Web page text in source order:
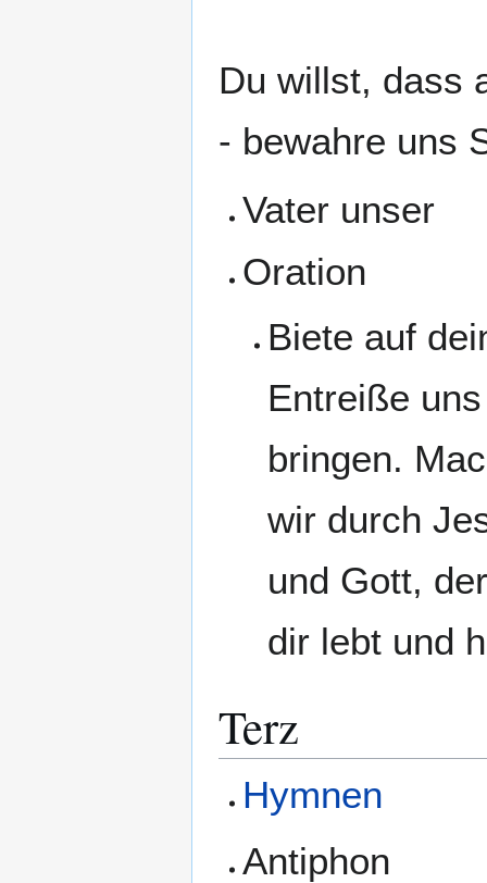
Du willst, dass
- bewahre uns
Vater unser
Oration
Biete auf
Entreiße
bringen.
wir durch
und Gott,
dir lebt und
Terz
Hymnen
Antiphon